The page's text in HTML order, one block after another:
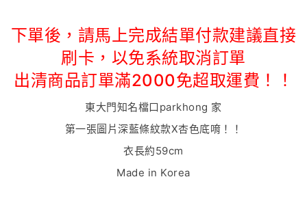
下單後，請馬上完成結單付款建議直接
刷卡，以免系統取消訂單
出清商品訂單滿2000免超取運費！！
東大門知名檔口parkhong 家
第一張圖片深藍條紋款X杏色底唷！！
衣長約59cm
Made in Korea